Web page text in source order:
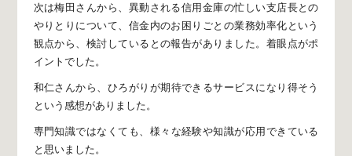
次は梅田さんから、異動される信用金庫の忙しい支店長との
やりとりについて、 信金内のお困りごとの業務効率化という
観点から、 検討しているとの報告がありました。 着眼点がポ
イントでした。
和仁さんから、 ひろがりが期待できるサービスに なり得そう
という感想がありました。
専門知識ではなくても、 様々な経験や知識が応用できている
と思いました。